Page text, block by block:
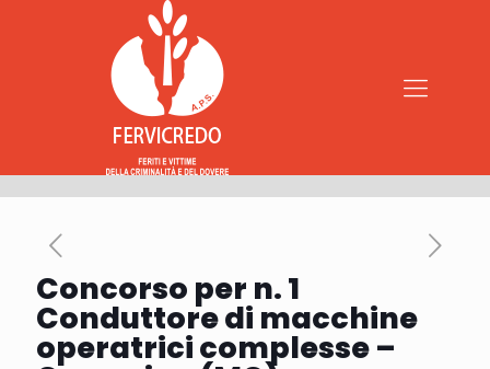
Concorso per n. 1
Conduttore di macchine
operatrici complesse –